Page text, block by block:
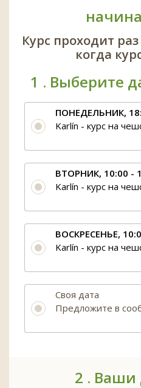
Курс проходит
когда
1 . Выберите
ПОНЕДЕЛЬНИК,
Karlín - курс на
ВТОРНИК, 10:00 -
Karlín - курс на
ВОСКРЕСЕНЬЕ,
Karlín - курс на
Своя дата
Предложите в
2 . Ваши